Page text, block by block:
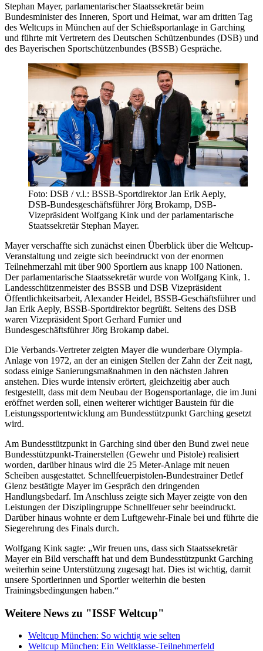
Stephan Mayer, parlamentarischer Staatssekretär beim
Bundesminister des Inneren, Sport und Heimat, war am dritten Tag
des Weltcups in München auf der Schießsportanlage in Garching
und führte mit Vertretern des Deutschen Schützenbundes (DSB) und
des Bayerischen Sportschützenbundes (BSSB) Gespräche.
Foto: DSB / v.l.: BSSB-Sportdirektor Jan Erik Aeply,
DSB-Bundesgeschäftsführer Jörg Brokamp, DSB-
Vizepräsident Wolfgang Kink und der parlamentarische
Staatssekretär Stephan Mayer.
Mayer verschaffte sich zunächst einen Überblick über die Weltcup-
Veranstaltung und zeigte sich beeindruckt von der enormen
Teilnehmerzahl mit über 900 Sportlern aus knapp 100 Nationen.
Der parlamentarische Staatssekretär wurde von Wolfgang Kink, 1.
Landesschützenmeister des BSSB und DSB Vizepräsident
Öffentlichkeitsarbeit, Alexander Heidel, BSSB-Geschäftsführer und
Jan Erik Aeply, BSSB-Sportdirektor begrüßt. Seitens des DSB
waren Vizepräsident Sport Gerhard Furnier und
Bundesgeschäftsführer Jörg Brokamp dabei.
Die Verbands-Vertreter zeigten Mayer die wunderbare Olympia-
Anlage von 1972, an der an einigen Stellen der Zahn der Zeit nagt,
sodass einige Sanierungsmaßnahmen in den nächsten Jahren
anstehen. Dies wurde intensiv erörtert, gleichzeitig aber auch
festgestellt, dass mit dem Neubau der Bogensportanlage, die im Juni
eröffnet werden soll, einen weiterer wichtiger Baustein für die
Leistungssportentwicklung am Bundesstützpunkt Garching gesetzt
wird.
Am Bundesstützpunkt in Garching sind über den Bund zwei neue
Bundesstützpunkt-Trainerstellen (Gewehr und Pistole) realisiert
worden, darüber hinaus wird die 25 Meter-Anlage mit neuen
Scheiben ausgestattet. Schnellfeuerpistolen-Bundestrainer Detlef
Glenz bestätigte Mayer im Gespräch den dringenden
Handlungsbedarf. Im Anschluss zeigte sich Mayer zeigte von den
Leistungen der Disziplingruppe Schnellfeuer sehr beeindruckt.
Darüber hinaus wohnte er dem Luftgewehr-Finale bei und führte die
Siegerehrung des Finals durch.
Wolfgang Kink sagte: „Wir freuen uns, dass sich Staatssekretär
Mayer ein Bild verschafft hat und dem Bundesstützpunkt Garching
weiterhin seine Unterstützung zugesagt hat. Dies ist wichtig, damit
unsere Sportlerinnen und Sportler weiterhin die besten
Trainingsbedingungen haben.“
Weitere News zu "ISSF Weltcup"
Weltcup München: So wichtig wie selten
Weltcup München: Ein Weltklasse-Teilnehmerfeld